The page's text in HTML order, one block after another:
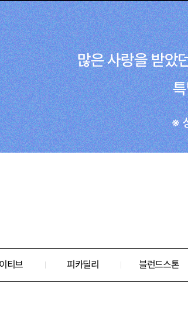
티브 피카딜리 블런드스톤